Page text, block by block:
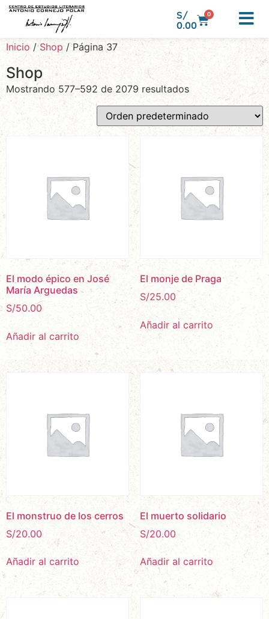
S/
0.00
0
Inicio/Shop / Página 37
Shop
Mostrando 577–592 de 2079 resultados
El modo épico en José
María Arguedas
S/50.00
Añadir al carrito
El monje de Praga
S/25.00
Añadir al carrito
El monstruo de los cerros
S/20.00
Añadir al carrito
El muerto solidario
S/20.00
Añadir al carrito